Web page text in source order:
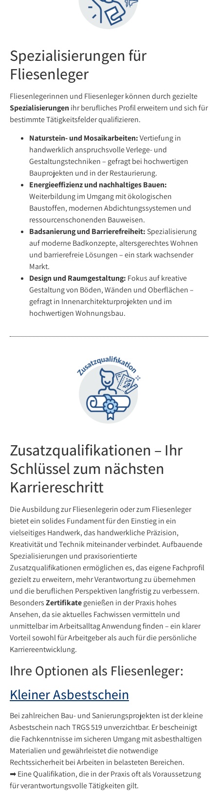
Spezialisierungen für
Fliesenleger
Fliesenlegerinnen und Fliesenleger können durch gezielte
Spezialisierungen ihr berufliches Profil erweitern und sich für
bestimmte Tätigkeitsfelder qualifizieren.
Naturstein- und Mosaikarbeiten:Vertiefung in
handwerklich anspruchsvolle Verlege- und
Gestaltungstechniken – gefragt bei hochwertigen
Bauprojekten und in der Restaurierung.
Energieeffizienz und nachhaltiges Bauen:
Weiterbildung im Umgang mit ökologischen
Baustoffen, modernen Abdichtungssystemen und
ressourcenschonenden Bauweisen.
Badsanierung und Barrierefreiheit: Spezialisierung
auf moderne Badkonzepte, altersgerechtes Wohnen
und barrierefreie Lösungen – ein stark wachsender
Markt.
Design und Raumgestaltung: Fokus auf kreative
Gestaltung von Böden, Wänden und Oberflächen –
gefragt in Innenarchitekturprojekten und im
hochwertigen Wohnungsbau.
Zusatzqualifikationen – Ihr
Schlüssel zum nächsten
Karriereschritt
Die Ausbildung zur Fliesenlegerin oder zum Fliesenleger
bietet ein solides Fundament für den Einstieg in ein
vielseitiges Handwerk, das handwerkliche Präzision,
Kreativität und Technik miteinander verbindet. Aufbauende
Spezialisierungen und praxisorientierte
Zusatzqualifikationen ermöglichen es, das eigene Fachprofil
gezielt zu erweitern, mehr Verantwortung zu übernehmen
und die beruflichen Perspektiven langfristig zu verbessern.
BesondersZertifikategenießen in der Praxis hohes
Ansehen, da sie aktuelles Fachwissen vermitteln und
unmittelbar im Arbeitsalltag Anwendung finden – ein klarer
Vorteil sowohl für Arbeitgeber als auch für die persönliche
Karriereentwicklung.
Ihre Optionen als Fliesenleger:
Kleiner Asbestschein
Bei zahlreichen Bau- und Sanierungsprojekten ist der kleine
Asbestschein nach TRGS 519 unverzichtbar. Er bescheinigt
die Fachkenntnisse im sicheren Umgang mit asbesthaltigen
Materialien und gewährleistet die notwendige
Rechtssicherheit bei Arbeiten in belasteten Bereichen.
➡ Eine Qualifikation, die in der Praxis oft als Voraussetzung
für verantwortungsvolle Tätigkeiten gilt.